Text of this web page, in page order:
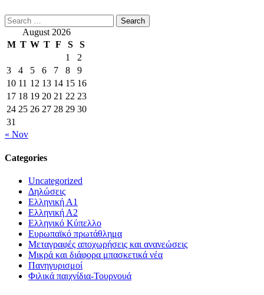
Search
for: August 2026
M T W T F S
S
1
2
3
4 5 6 7 8
9
10 11 12 13 14 15 16
17 18 19 20 21 22 23
24 25 26 27 28 29 30
31
« Nov
Categories
Uncategorized
Δηλώσεις
Ελληνική Α1
Ελληνική Α2
Ελληνικό Κύπελλο
Ευρωπαϊκό πρωτάθλημα
Μεταγραφές αποχωρήσεις και ανανεώσεις
Μικρά και διάφορα μπασκετικά νέα
Πανηγυρισμοί
Φιλικά παιχνίδια-Τουρνουά